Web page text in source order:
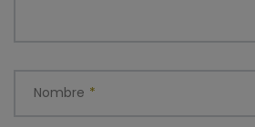
Nombre *